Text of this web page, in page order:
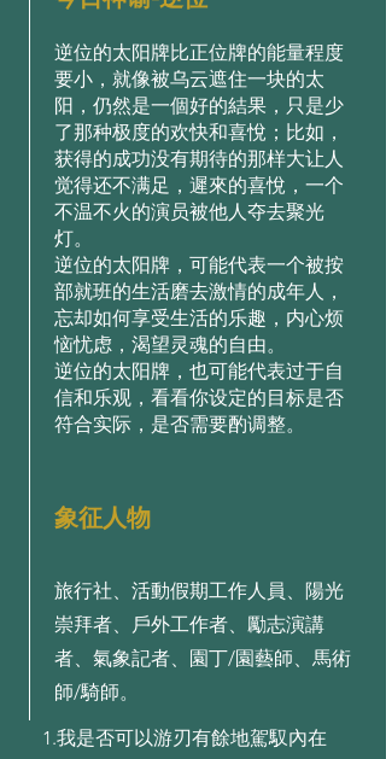
逆位的太阳牌比正位牌的能量程度
要小，就像被乌云遮住一块的太
阳，仍然是一個好的結果，只是少
了那种极度的欢快和喜悅；比如，
获得的成功没有期待的那样大让人
觉得还不满足，遲來的喜悅，一个
不温不火的演员被他人夺去聚光
灯。
逆位的太阳牌，可能代表一个被按
部就班的生活磨去激情的成年人，
忘却如何享受生活的乐趣，内心烦
恼忧虑，渴望灵魂的自由。
逆位的太阳牌，也可能代表过于自
信和乐观，看看你设定的目标是否
符合实际，是否需要酌调整。
象征人物
旅行社、活動假期工作人員、陽光
崇拜者、戶外工作者、勵志演講
者、氣象記者、園丁/園藝師、馬術
師/騎師。
1.我是否可以游刃有餘地駕馭內在